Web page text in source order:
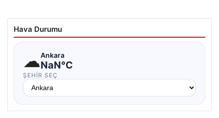
Hava Durumu
☁Ankara
NaN°C
ŞEHIR SEÇ